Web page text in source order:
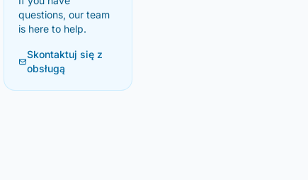
questions, our team
is here to help.
Skontaktuj się z
obsługą